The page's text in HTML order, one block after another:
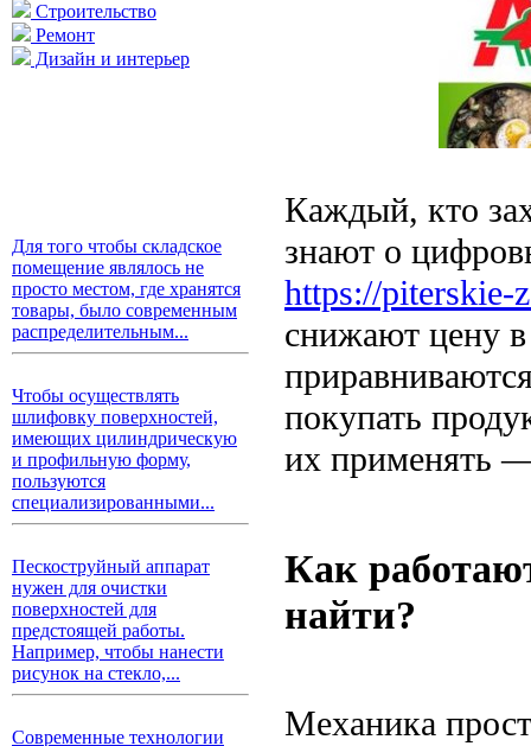
Строительство
Ремонт
Дизайн и интерьер
Для того чтобы складское
помещение являлось не
просто местом, где хранятся
товары, было современным
распределительным...
Чтобы осуществлять
шлифовку поверхностей,
имеющих цилиндрическую
и профильную форму,
пользуются
специализированными...
Пескоструйный аппарат
нужен для очистки
поверхностей для
предстоящей работы.
Например, чтобы нанести
рисунок на стекло,...
Современные технологии
Каждый, кто
знают о
https://piterskie-
снижают цену
покупать
их применять —
Как
найти?
Механика